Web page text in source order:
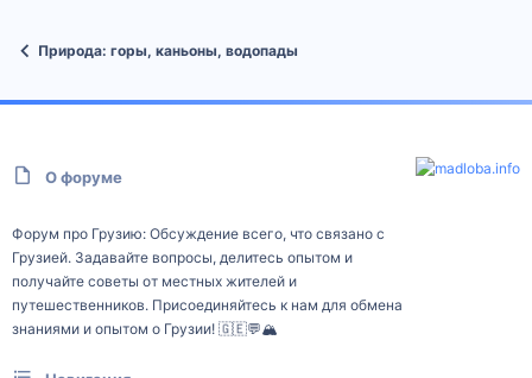
Природа: горы, каньоны, водопады
О форуме
Форум про Грузию: Обсуждение всего, что связано с
Грузией. Задавайте вопросы, делитесь опытом и
получайте советы от местных жителей и
путешественников. Присоединяйтесь к нам для обмена
знаниями и опытом о Грузии! 🇬🇪💬🏔️